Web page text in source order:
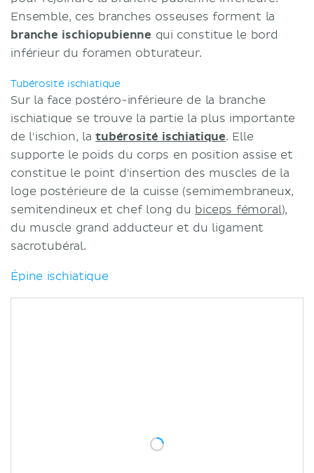
Ensemble, ces branches osseuses forment la
branche ischiopubienne qui constitue le bord
inférieur du foramen obturateur.
Tubérosité ischiatique
Sur la face postéro-inférieure de la branche
ischiatique se trouve la partie la plus importante
de l'ischion, latubérosité ischiatique. Elle
supporte le poids du corps en position assise et
constitue le point d'insertion des muscles de la
loge postérieure de la cuisse (semimembraneux,
semitendineux et chef long du biceps fémoral),
du muscle grand adducteur et du ligament
sacrotubéral.
Épine ischiatique